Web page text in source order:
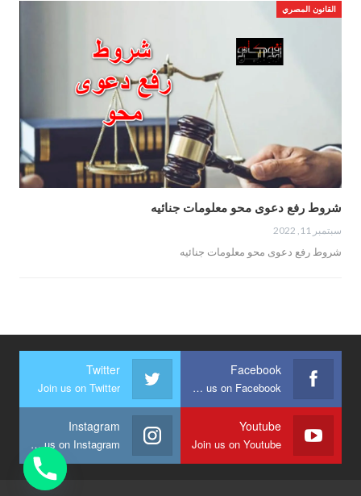
القانون المصري
شروط رفع دعوى محو معلومات جنائيه
سبتمبر 11, 2022
شروط رفع دعوى محو معلومات جنائيه
Facebook
Join us on Facebook
Twitter
Join us on Twitter
Youtube
Join us on Youtube
Instagram
Join us on Instagram